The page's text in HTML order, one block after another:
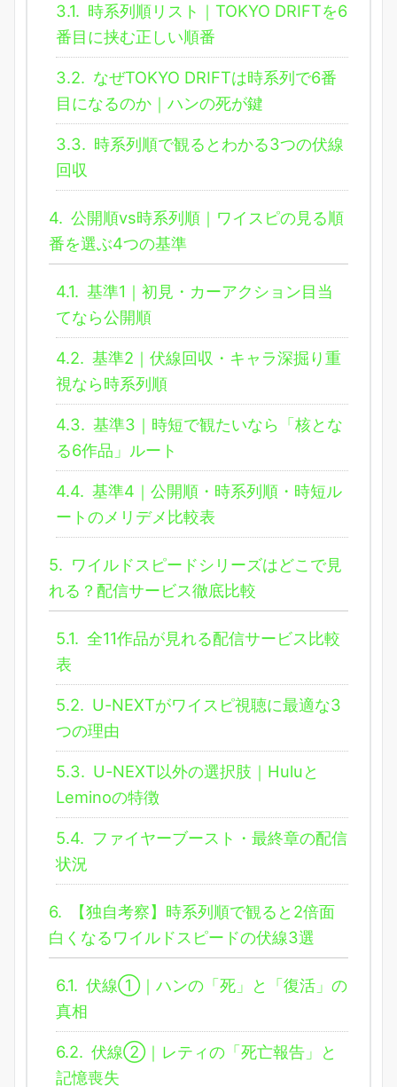
3.1. 時系列順リスト｜TOKYO DRIFTを6
番目に挟む正しい順番
3.2. なぜTOKYO DRIFTは時系列で6番
目になるのか｜ハンの死が鍵
3.3. 時系列順で観るとわかる3つの伏線
回収
4. 公開順vs時系列順｜ワイスピの見る順
番を選ぶ4つの基準
4.1. 基準1｜初見・カーアクション目当
てなら公開順
4.2. 基準2｜伏線回収・キャラ深掘り重
視なら時系列順
4.3. 基準3｜時短で観たいなら「核とな
る6作品」ルート
4.4. 基準4｜公開順・時系列順・時短ル
ートのメリデメ比較表
5. ワイルドスピードシリーズはどこで見
れる？配信サービス徹底比較
5.1. 全11作品が見れる配信サービス比較
表
5.2. U-NEXTがワイスピ視聴に最適な3
つの理由
5.3. U-NEXT以外の選択肢｜Huluと
Leminoの特徴
5.4. ファイヤーブースト・最終章の配信
状況
6.
【独自考察】時系列順で観ると2倍面
白くなるワイルドスピードの伏線3選
6.1. 伏線①｜ハンの「死」と「復活」の
真相
6.2. 伏線②｜レティの「死亡報告」と
記憶喪失